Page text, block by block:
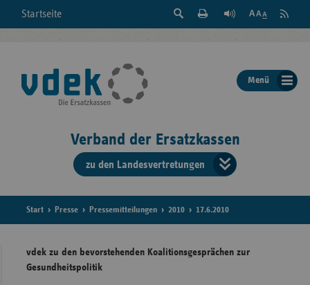
Startseite
Suche
der
Seite
Feed
Menü
Verband der Ersatzkassen
zu den Landesvertretungen
der
Start Presse Pressemitteilungen 2010 17.6.2010
vdek zu den bevorstehenden Koalitionsgesprächen zur
Gesundheitspolitik